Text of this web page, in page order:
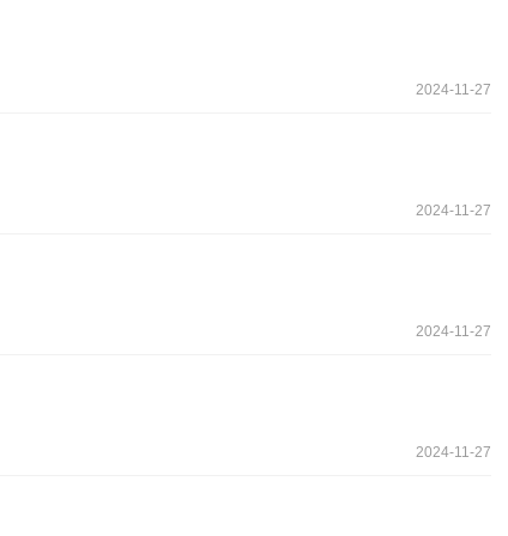
2024-11-27
2024-11-27
2024-11-27
2024-11-27